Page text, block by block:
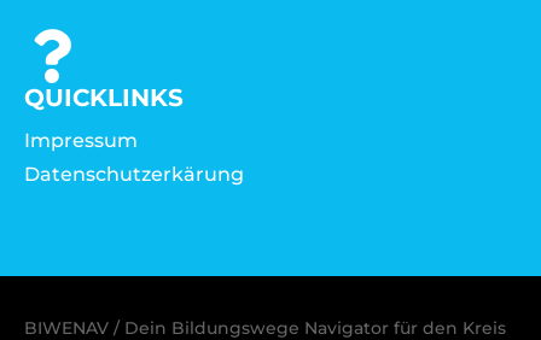
QUICKLINKS
Impressum
Datenschutzerkärung
BIWENAV / Dein Bildungswege Navigator für den Kreis